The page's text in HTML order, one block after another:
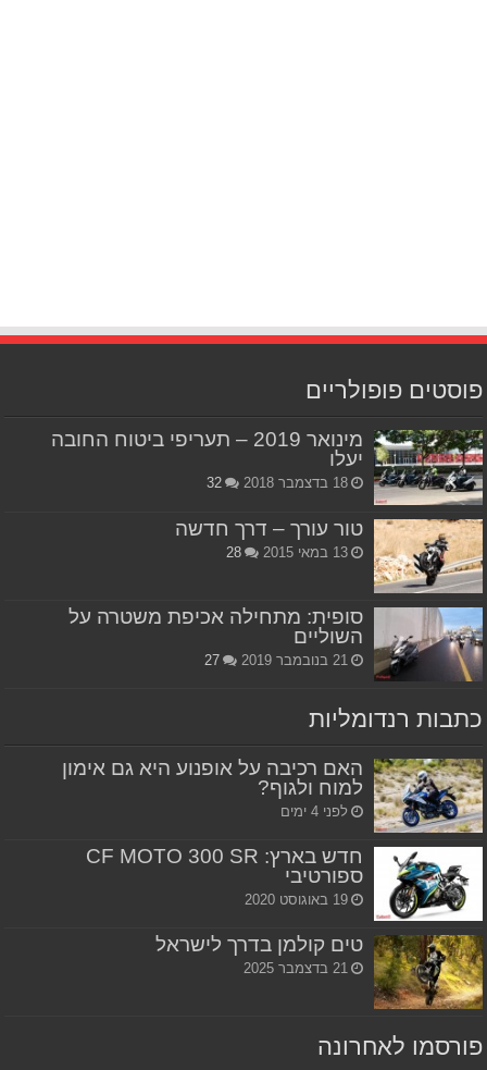
פוסטים פופולריים
מינואר 2019 – תעריפי ביטוח החובה
יעלו
18 בדצמבר 2018 32
טור עורך – דרך חדשה
13 במאי 2015 28
סופית: מתחילה אכיפת משטרה על
השוליים
21 בנובמבר 2019 27
כתבות רנדומליות
האם רכיבה על אופנוע היא גם אימון
למוח ולגוף?
לפני 4 ימים
חדש בארץ: CF MOTO 300 SR
ספורטיבי
19 באוגוסט 2020
טים קולמן בדרך לישראל
21 בדצמבר 2025
פורסמו לאחרונה